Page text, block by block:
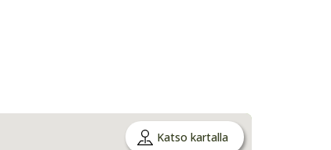
Katso kartalla